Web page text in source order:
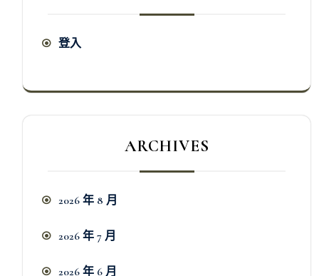
登入
ARCHIVES
2026 年 8 月
2026 年 7 月
2026 年 6 月